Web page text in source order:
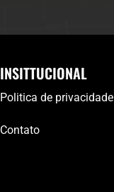
INSITTUCIONAL
Politica de privacidade
Contato